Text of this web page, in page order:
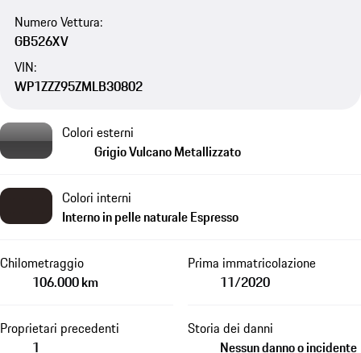
Numero Vettura:
GB526XV
VIN:
WP1ZZZ95ZMLB30802
Colori esterni
Grigio Vulcano Metallizzato
Colori interni
Interno in pelle naturale Espresso
Chilometraggio
106.000 km
Prima immatricolazione
11/2020
Proprietari precedenti
1
Storia dei danni
Nessun danno o incidente